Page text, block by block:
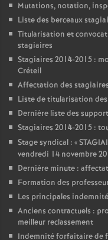
Mutations, notation,
Liste des berceaux
Titularisation et
stagiaires
Stagiaires 2014-2015 :
Créteil
Affectation des
Liste de titularisation
Dernière liste des
Stagiaires 2014-2015 :
Stage syndical : «
vendredi 14 novembre
Dernière minute :
Formation des
Les principales
Anciens contractuels :
meilleur reclassement
Indemnité forfaitaire de